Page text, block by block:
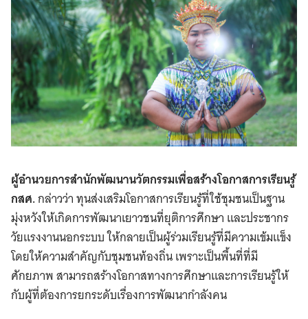
ผู้อำนวยการสำนักพัฒนานวัตกรรมเพื่อสร้างโอกาสการเรียนรู้
กสศ.กล่าวว่า ทุนส่งเสริมโอกาสการเรียนรู้ที่ใช้ชุมชนเป็นฐาน
มุ่งหวังให้เกิดการพัฒนาเยาวชนที่ยุติการศึกษา และประชากร
วัยแรงงานนอกระบบ ให้กลายเป็นผู้ร่วมเรียนรู้ที่มีความเข้มแข็ง
โดยให้ความสำคัญกับชุมชนท้องถิ่น เพราะเป็นพื้นที่ที่มี
ศักยภาพ สามารถสร้างโอกาสทางการศึกษาและการเรียนรู้ให้
กับผู้ที่ต้องการยกระดับเรื่องการพัฒนากำลังคน